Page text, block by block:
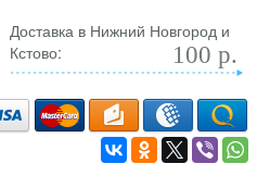
Доставка в Нижний Новгород и
Кстово:
100 р.